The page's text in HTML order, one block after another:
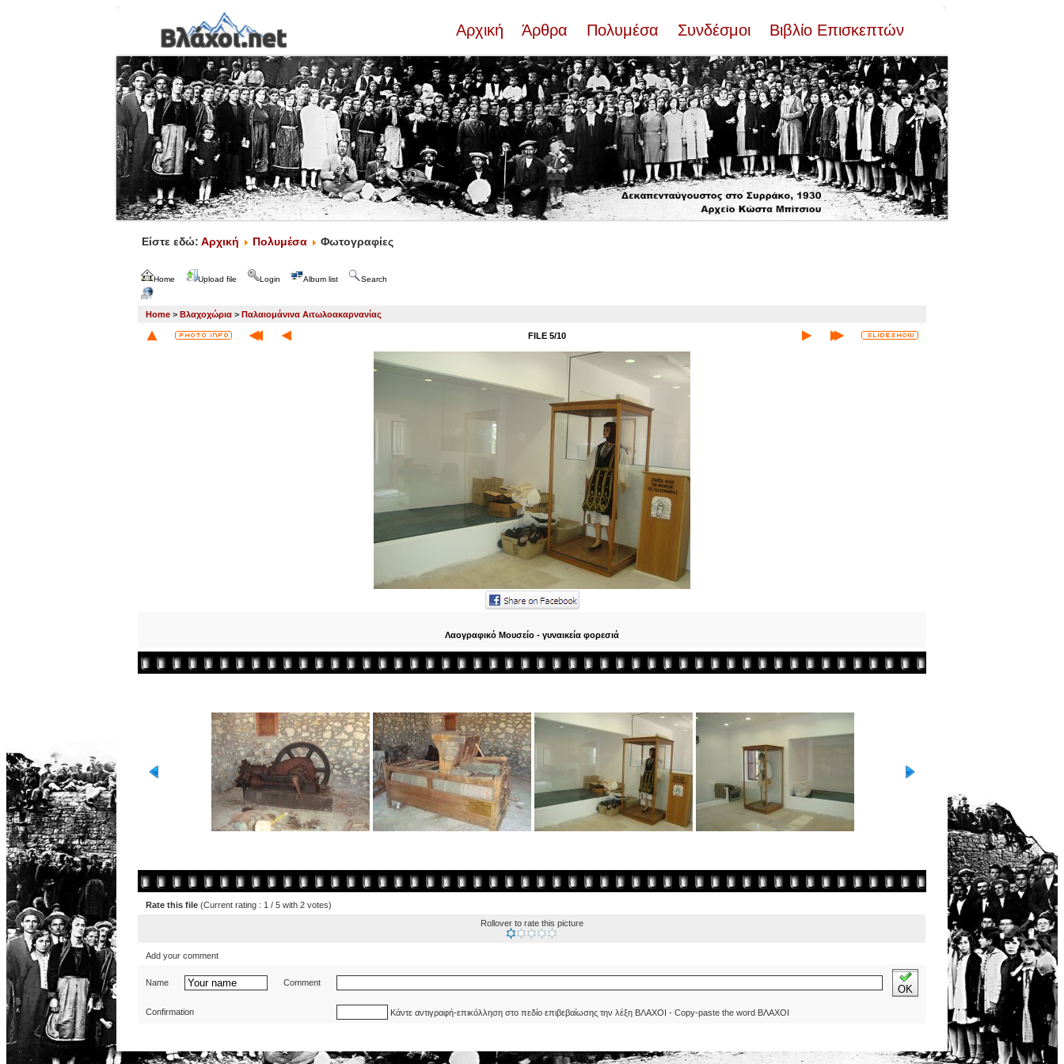
Αρχική Άρθρα Πολυμέσα Συνδέσμοι Βιβλίο Επισκεπτών
Είστε εδώ: Αρχική Πολυμέσα Φωτογραφίες
Home Upload file Login Album list Search
Home > Βλαχοχώρια > Παλαιομάνινα Αιτωλοακαρνανίας
FILE 5/10
Λαογραφικό Μουσείο - γυναικεία φορεσιά
Rate this file (Current rating : 1 / 5 with 2 votes)
Rollover to rate this picture
Add your comment
Name Comment
OK
Confirmation Κάντε αντιγραφή-επικόλληση στο πεδίο επιβεβαίωσης την λέξη ΒΛΑΧΟΙ - Copy-paste the word ΒΛΑΧΟΙ